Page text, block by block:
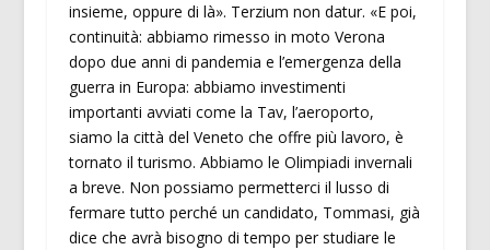
insieme, oppure di là». Terzium non datur. «E poi,
continuità: abbiamo rimesso in moto Verona
dopo due anni di pandemia e l’emergenza della
guerra in Europa: abbiamo investimenti
importanti avviati come la Tav, l’aeroporto,
siamo la città del Veneto che offre più lavoro, è
tornato il turismo. Abbiamo le Olimpiadi invernali
a breve. Non possiamo permetterci il lusso di
fermare tutto perché un candidato, Tommasi, già
dice che avrà bisogno di tempo per studiare le